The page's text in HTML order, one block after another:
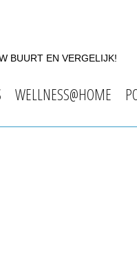
BUURT EN VERGELIJK!
WELLNESS@HOME